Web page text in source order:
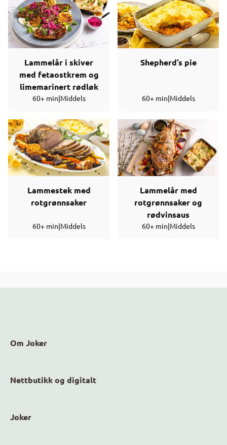
Lammelår i skiver
med fetaostkrem og
limemarinert rødløk
60+ min|Middels
Shepherd’s pie
60+ min|Middels
Lammestek med
rotgrønnsaker
60+ min|Middels
Lammelår med
rotgrønnsaker og
rødvinsaus
60+ min|Middels
Om Joker
Nettbutikk og digitalt
Joker